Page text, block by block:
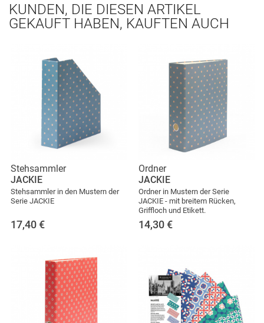
KUNDEN, DIE DIESEN ARTIKEL
GEKAUFT HABEN, KAUFTEN AUCH
Stehsammler
JACKIE
Stehsammler in den Mustern der
Serie JACKIE
17,40 €
Ordner
JACKIE
Ordner in Mustern der Serie
JACKIE - mit breitem Rücken,
Griffloch und Etikett.
14,30 €